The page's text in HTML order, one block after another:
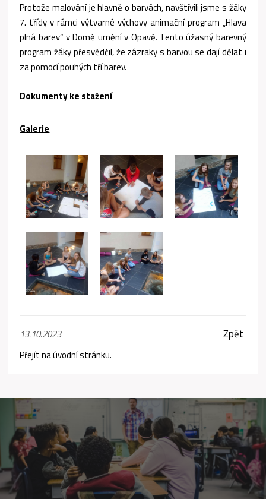
Protože malování je hlavně o barvách, navštívili jsme s žáky
7. třídy v rámci výtvarné výchovy animační program „Hlava
plná barev“ v Domě umění v Opavě. Tento úžasný barevný
program žáky přesvědčil, že zázraky s barvou se dají dělat i
za pomocí pouhých tří barev.
Dokumenty ke stažení
Galerie
13.10.2023 Zpět
Přejít na úvodní stránku.